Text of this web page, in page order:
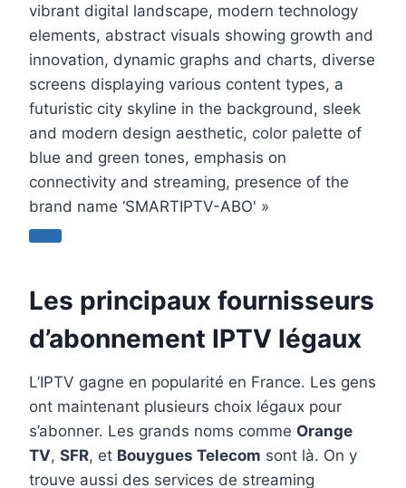
vibrant digital landscape, modern technology
elements, abstract visuals showing growth and
innovation, dynamic graphs and charts, diverse
screens displaying various content types, a
futuristic city skyline in the background, sleek
and modern design aesthetic, color palette of
blue and green tones, emphasis on
connectivity and streaming, presence of the
brand name ‘SMARTIPTV-ABO' »
Les principaux fournisseurs
d’abonnement IPTV légaux
L’IPTV gagne en popularité en France. Les gens
ont maintenant plusieurs choix légaux pour
s’abonner. Les grands noms comme Orange
TV, SFR, et Bouygues Telecom sont là. On y
trouve aussi des services de streaming